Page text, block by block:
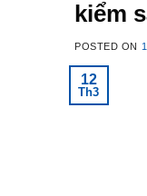
kiểm
POSTED ON
12
Th3